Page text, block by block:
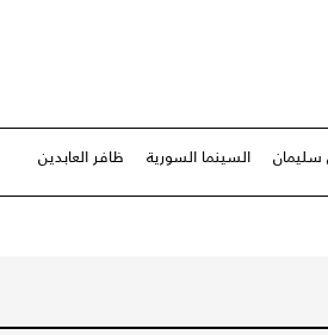
سليمان السينما السورية ظافر العابدين